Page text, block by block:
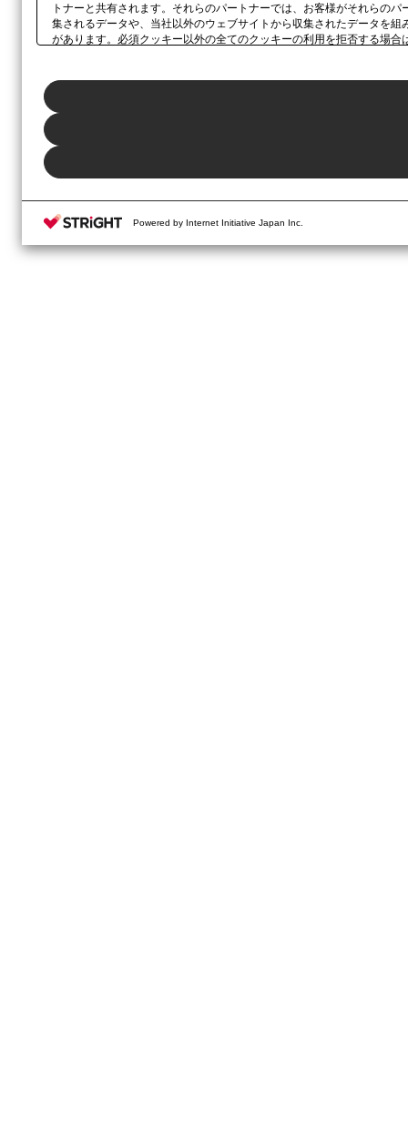
トナーと共有されます。それらのパートナーでは、お客様がそれらの
集されるデータや、当社以外のウェブサイトから収集されたデータを
があります。必須クッキー以外の全てのクッキーの利用を拒否する場
Powered by Internet Initiative Japan Inc.